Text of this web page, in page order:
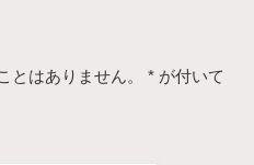
とはありません。 * が付いて